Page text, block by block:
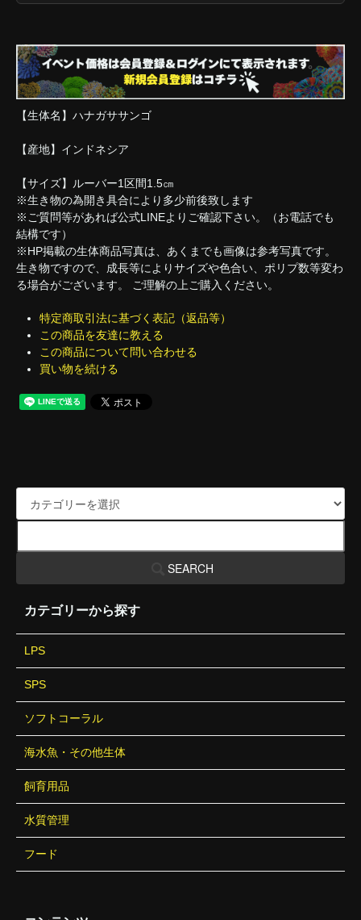
【生体名】ハナガササンゴ
【産地】インドネシア
【サイズ】ルーバー1区間1.5㎝
※生き物の為開き具合により多少前後致します
※ご質問等があれば公式LINEよりご確認下さい。（お電話でも
結構です）
※HP掲載の生体商品写真は、あくまでも画像は参考写真です。
生き物ですので、成長等によりサイズや色合い、ポリプ数等変わ
る場合がございます。 ご理解の上ご購入ください。
特定商取引法に基づく表記（返品等）
この商品を友達に教える
この商品について問い合わせる
買い物を続ける
SEARCH
カテゴリーから探す
LPS
SPS
ソフトコーラル
海水魚・その他生体
飼育用品
水質管理
フード